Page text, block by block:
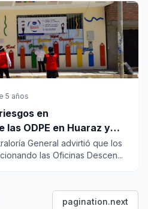
5 años
en
las ODPE en Huaraz y
General advirtió que los
las Oficinas Descen...
pagination.next